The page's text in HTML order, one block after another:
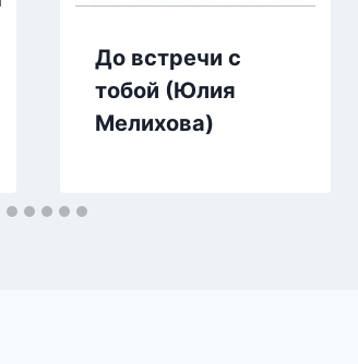
До встречи с
тобой (Юлия
Мелихова)